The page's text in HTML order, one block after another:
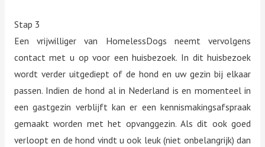
Stap 3
Een vrijwilliger van HomelessDogs neemt vervolgens
contact met u op voor een huisbezoek. In dit huisbezoek
wordt verder uitgediept of de hond en uw gezin bij elkaar
passen. Indien de hond al in Nederland is en momenteel in
een gastgezin verblijft kan er een kennismakingsafspraak
gemaakt worden met het opvanggezin. Als dit ook goed
verloopt en de hond vindt u ook leuk (niet onbelangrijk) dan